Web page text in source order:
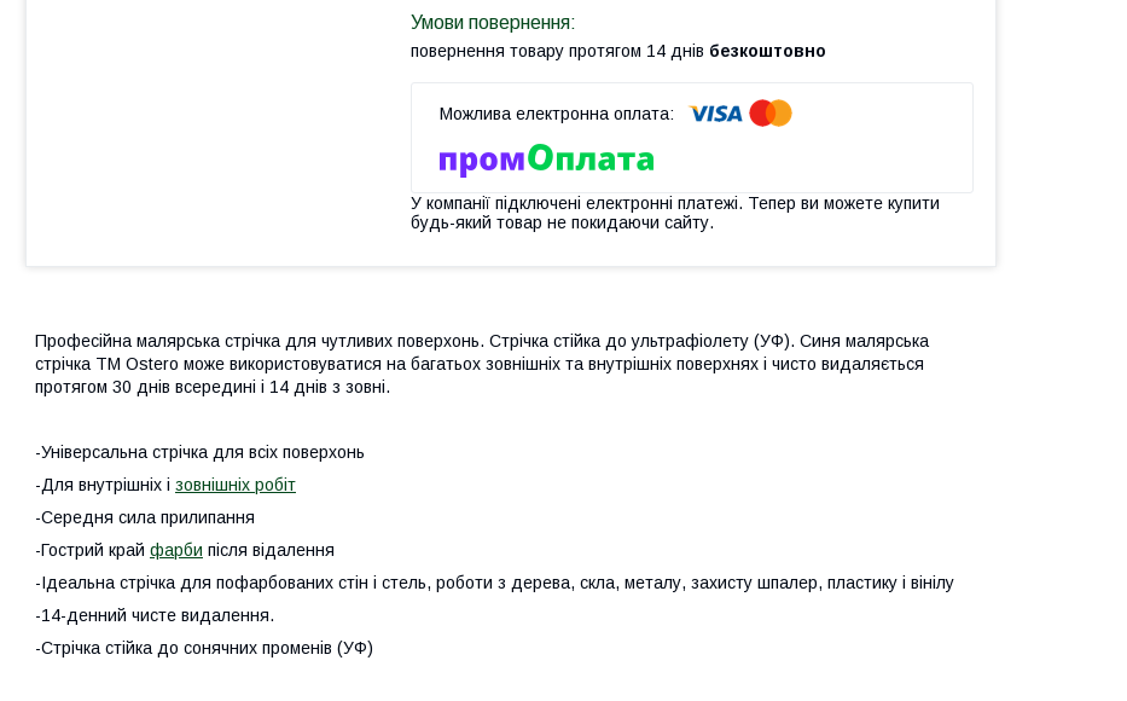
повернення товару протягом 14 днів безкоштовно
У компанії підключені електронні платежі. Тепер ви можете купити
будь-який товар не покидаючи сайту.
Професійна малярська стрічка для чутливих поверхонь. Стрічка стійка до ультрафіолету (УФ). Синя малярська
стрічка TM Ostero може використовуватися на багатьох зовнішніх та внутрішніх поверхнях і чисто видаляється
протягом 30 днів всередині і 14 днів з зовні.
-Універсальна стрічка для всіх поверхонь
-Для внутрішніх і зовнішніх робіт
-Середня сила прилипання
-Гострий край фарби після відалення
-Ідеальна стрічка для пофарбованих стін і стель, роботи з дерева, скла, металу, захисту шпалер, пластику і вінілу
-14-денний чисте видалення.
-Стрічка стійка до сонячних променів (УФ)